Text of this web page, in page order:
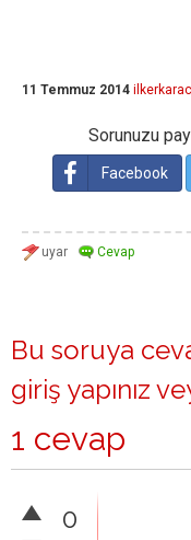
11 Temmuz 2014
Sorunuzu
Facebook
Bu soruya
giriş yapınız
1 cevap
0